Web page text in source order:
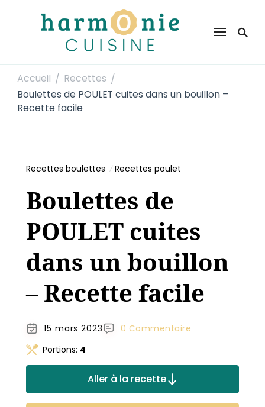
Harmonie Cuisine
Accueil / Recettes /
Boulettes de POULET cuites dans un bouillon –
Recette facile
Recettes boulettes Recettes poulet
Boulettes de
POULET cuites
dans un bouillon
– Recette facile
15 mars 2023
0 Commentaire
Portions: 4
Aller à la recette